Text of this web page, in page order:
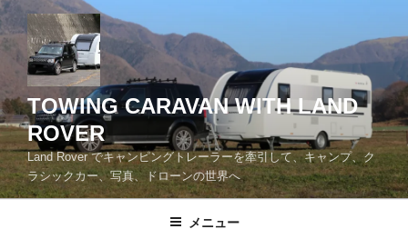
コ
ン
テ
ツ
へ
ス
キ
ッ
TOWING CARAVAN WITH LAND
ROVER
Land Rover でキャンピングトレーラーを牽引して、キャンプ、ク
ラシックカー、写真、ドローンの世界へ
メニュー